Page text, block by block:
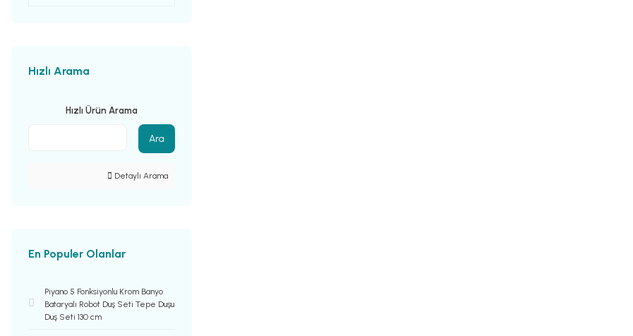
Hızlı Arama
Hızlı Ürün Arama
Ara
Detaylı Arama
En Populer Olanlar
Piyano 5 Fonksiyonlu Krom Banyo
Bataryalı Robot Duş Seti Tepe Duşu
Duş Seti 130 cm